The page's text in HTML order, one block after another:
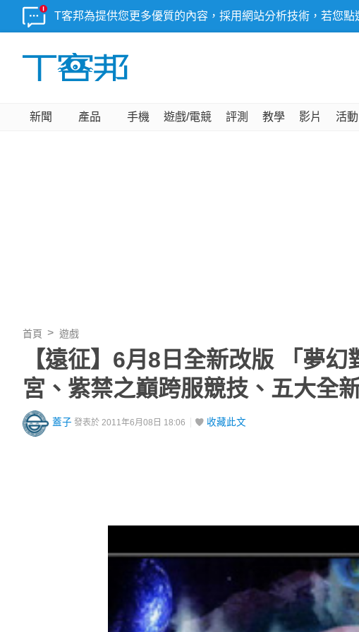
T客邦為提供您更多優質的內容，採用網站分析技術，若您
新聞 產品 手機 遊戲/電競 評測 教學 影片 活動
首頁 遊戲
【遠征】6月8日全新改版 「夢
宮、紫禁之巔跨服競技、五大全
蓋子 發表於 2011年6月08日 18:06 收藏此文